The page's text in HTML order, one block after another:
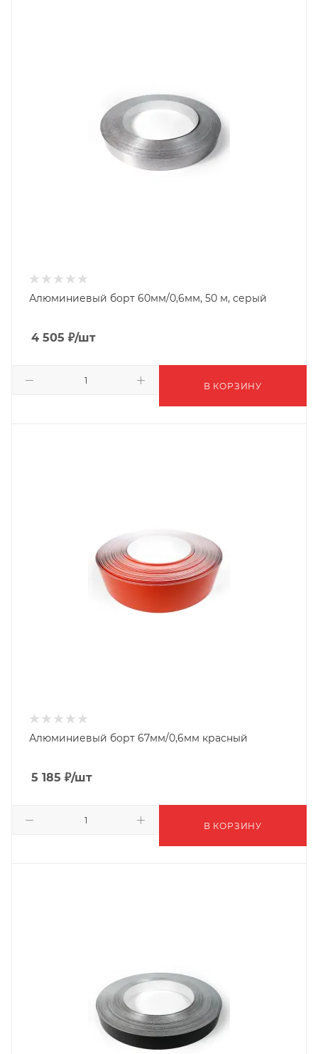
Алюминиевый борт 60мм/0,6мм, 50 м, серый
4 505 ₽/шт
В КОРЗИНУ
Алюминиевый борт 67мм/0,6мм красный
5 185 ₽/шт
В КОРЗИНУ